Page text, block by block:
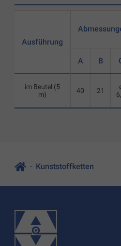
Ausführung
im Beutel (5
m)
A B
40 21
Kunststoffketten